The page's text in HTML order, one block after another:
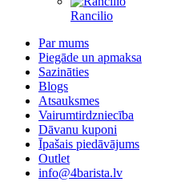
Rancilio
Par mums
Piegāde un apmaksa
Sazināties
Blogs
Atsauksmes
Vairumtirdzniecība
Dāvanu kuponi
Īpašais piedāvājums
Outlet
info@4barista.lv